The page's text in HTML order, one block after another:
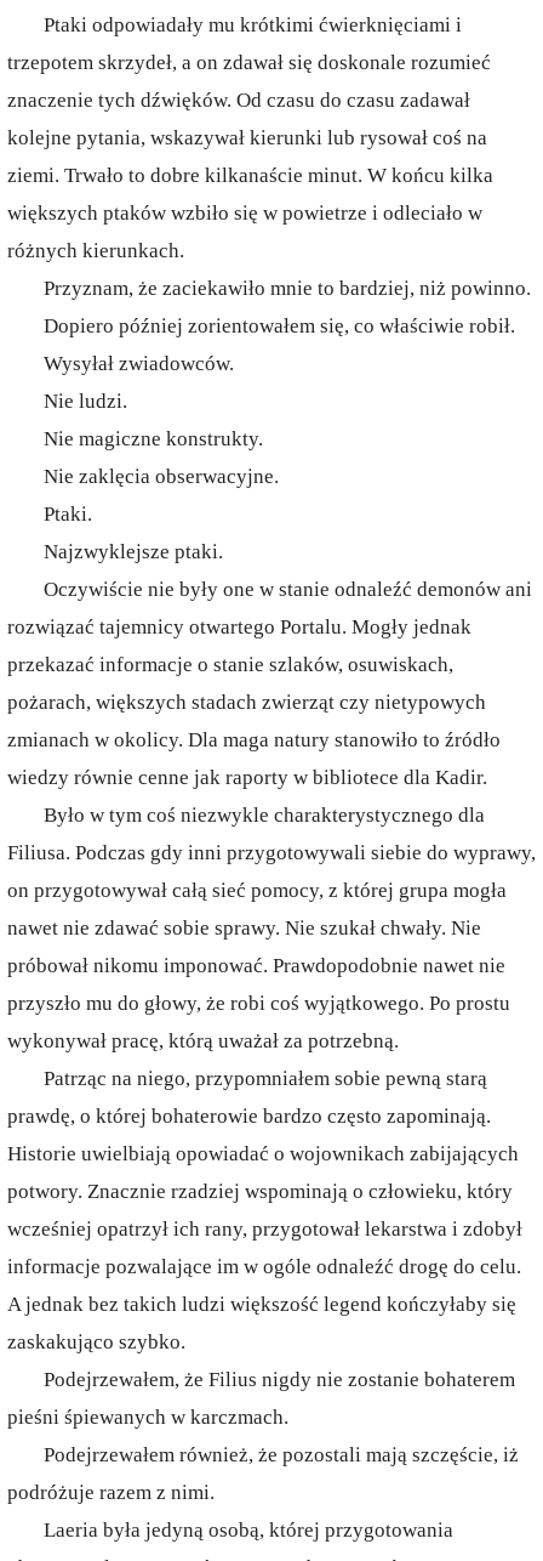
Ptaki odpowiadały mu krótkimi ćwierknięciami i
trzepotem skrzydeł, a on zdawał się doskonale rozumieć
znaczenie tych dźwięków. Od czasu do czasu zadawał
kolejne pytania, wskazywał kierunki lub rysował coś na
ziemi. Trwało to dobre kilkanaście minut. W końcu kilka
większych ptaków wzbiło się w powietrze i odleciało w
różnych kierunkach.
Przyznam, że zaciekawiło mnie to bardziej, niż powinno.
Dopiero później zorientowałem się, co właściwie robił.
Wysyłał zwiadowców.
Nie ludzi.
Nie magiczne konstrukty.
Nie zaklęcia obserwacyjne.
Ptaki.
Najzwyklejsze ptaki.
Oczywiście nie były one w stanie odnaleźć demonów ani
rozwiązać tajemnicy otwartego Portalu. Mogły jednak
przekazać informacje o stanie szlaków, osuwiskach,
pożarach, większych stadach zwierząt czy nietypowych
zmianach w okolicy. Dla maga natury stanowiło to źródło
wiedzy równie cenne jak raporty w bibliotece dla Kadir.
Było w tym coś niezwykle charakterystycznego dla
Filiusa. Podczas gdy inni przygotowywali siebie do wyprawy,
on przygotowywał całą sieć pomocy, z której grupa mogła
nawet nie zdawać sobie sprawy. Nie szukał chwały. Nie
próbował nikomu imponować. Prawdopodobnie nawet nie
przyszło mu do głowy, że robi coś wyjątkowego. Po prostu
wykonywał pracę, którą uważał za potrzebną.
Patrząc na niego, przypomniałem sobie pewną starą
prawdę, o której bohaterowie bardzo często zapominają.
Historie uwielbiają opowiadać o wojownikach zabijających
potwory. Znacznie rzadziej wspominają o człowieku, który
wcześniej opatrzył ich rany, przygotował lekarstwa i zdobył
informacje pozwalające im w ogóle odnaleźć drogę do celu.
A jednak bez takich ludzi większość legend kończyłaby się
zaskakująco szybko.
Podejrzewałem, że Filius nigdy nie zostanie bohaterem
pieśni śpiewanych w karczmach.
Podejrzewałem również, że pozostali mają szczęście, iż
podróżuje razem z nimi.
Laeria była jedyną osobą, której przygotowania